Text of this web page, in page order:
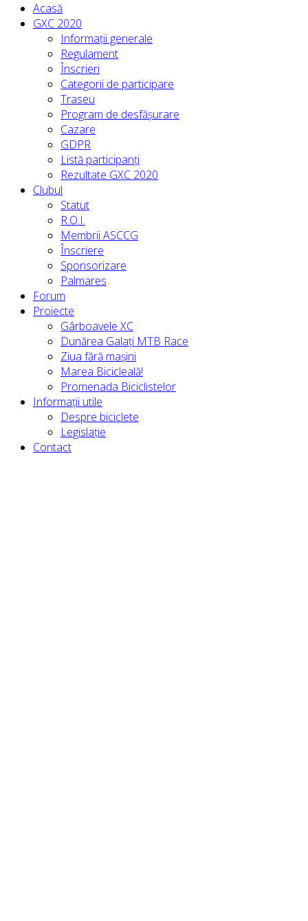
Acasă
GXC 2020
Informații generale
Regulament
Înscrieri
Categorii de participare
Traseu
Program de desfășurare
Cazare
GDPR
Listă participanți
Rezultate GXC 2020
Clubul
Statut
R.O.I.
Membrii ASCCG
Înscriere
Sponsorizare
Palmares
Forum
Proiecte
Gârboavele XC
Dunărea Galați MTB Race
Ziua fără mașini
Marea Bicicleală!
Promenada Biciclistelor
Informații utile
Despre biciclete
Legislație
Contact